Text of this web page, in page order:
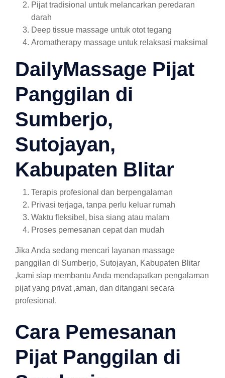
Pijat tradisional untuk melancarkan peredaran
darah
Deep tissue massage untuk otot tegang
Aromatherapy massage untuk relaksasi maksimal
DailyMassage Pijat
Panggilan di
Sumberjo,
Sutojayan,
Kabupaten Blitar
Terapis profesional dan berpengalaman
Privasi terjaga, tanpa perlu keluar rumah
Waktu fleksibel, bisa siang atau malam
Proses pemesanan cepat dan mudah
Jika Anda sedang mencari layanan massage
panggilan di Sumberjo, Sutojayan, Kabupaten Blitar
,kami siap membantu Anda mendapatkan pengalaman
pijat yang privat ,aman, dan ditangani secara
profesional.
Cara Pemesanan
Pijat Panggilan di